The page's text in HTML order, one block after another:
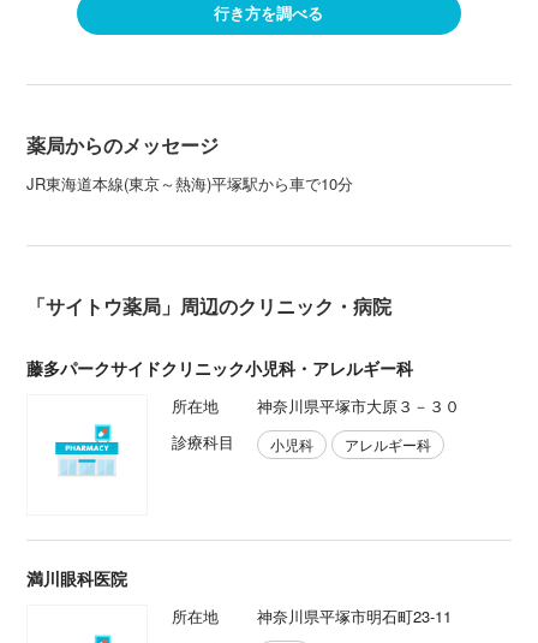
行き方を調べる
薬局からのメッセージ
JR東海道本線(東京～熱海)平塚駅から車で10分
「サイトウ薬局」周辺のクリニック・病院
藤多パークサイドクリニック小児科・アレルギー科
所在地
神奈川県平塚市大原３－３０
診療科目
小児科 アレルギー科
満川眼科医院
所在地
神奈川県平塚市明石町23-11